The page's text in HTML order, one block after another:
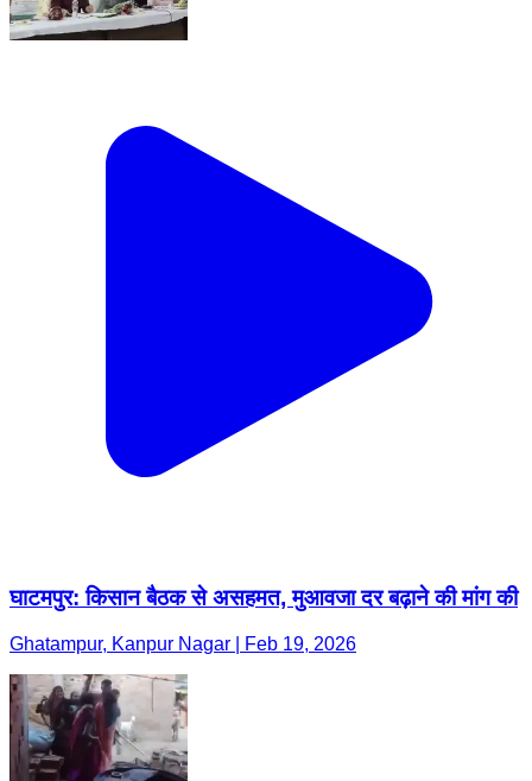
घाटमपुर: किसान बैठक से असहमत, मुआवजा दर बढ़ाने की मांग की
Ghatampur, Kanpur Nagar | Feb 19, 2026